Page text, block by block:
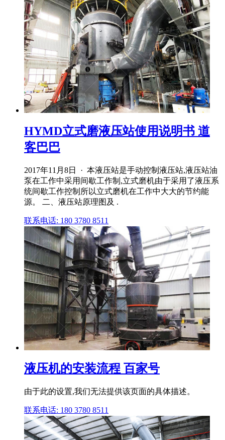
HYMD立式磨液压站使用说明书 道
客巴巴
2017年11月8日 · 本液压站是手动控制液压站,液压站油
泵在工作中采用间歇工作制,立式磨机由于采用了液压系
统间歇工作控制所以立式磨机在工作中大大的节约能
源。 二、液压站原理图及 .
联系电话: 180 3780 8511
液压机的安装流程 百家号
由于此的设置,我们无法提供该页面的具体描述。
联系电话: 180 3780 8511